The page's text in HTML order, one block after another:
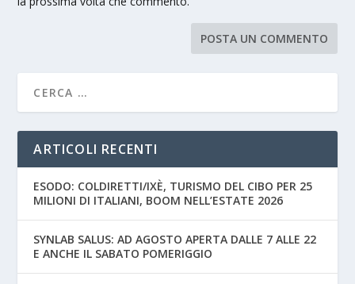
ARTICOLI RECENTI
ESODO: COLDIRETTI/IXÈ, TURISMO DEL CIBO PER 25
MILIONI DI ITALIANI, BOOM NELL’ESTATE 2026
SYNLAB SALUS: AD AGOSTO APERTA DALLE 7 ALLE 22
E ANCHE IL SABATO POMERIGGIO